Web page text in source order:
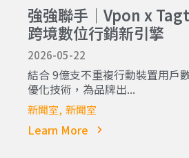
強強聯手｜Vpon x
跨境數位行銷新引擎
2026-05-22
結合 9億支不重複行動裝置用戶
優化技術，為品牌出...
新聞室 新聞室
Learn More